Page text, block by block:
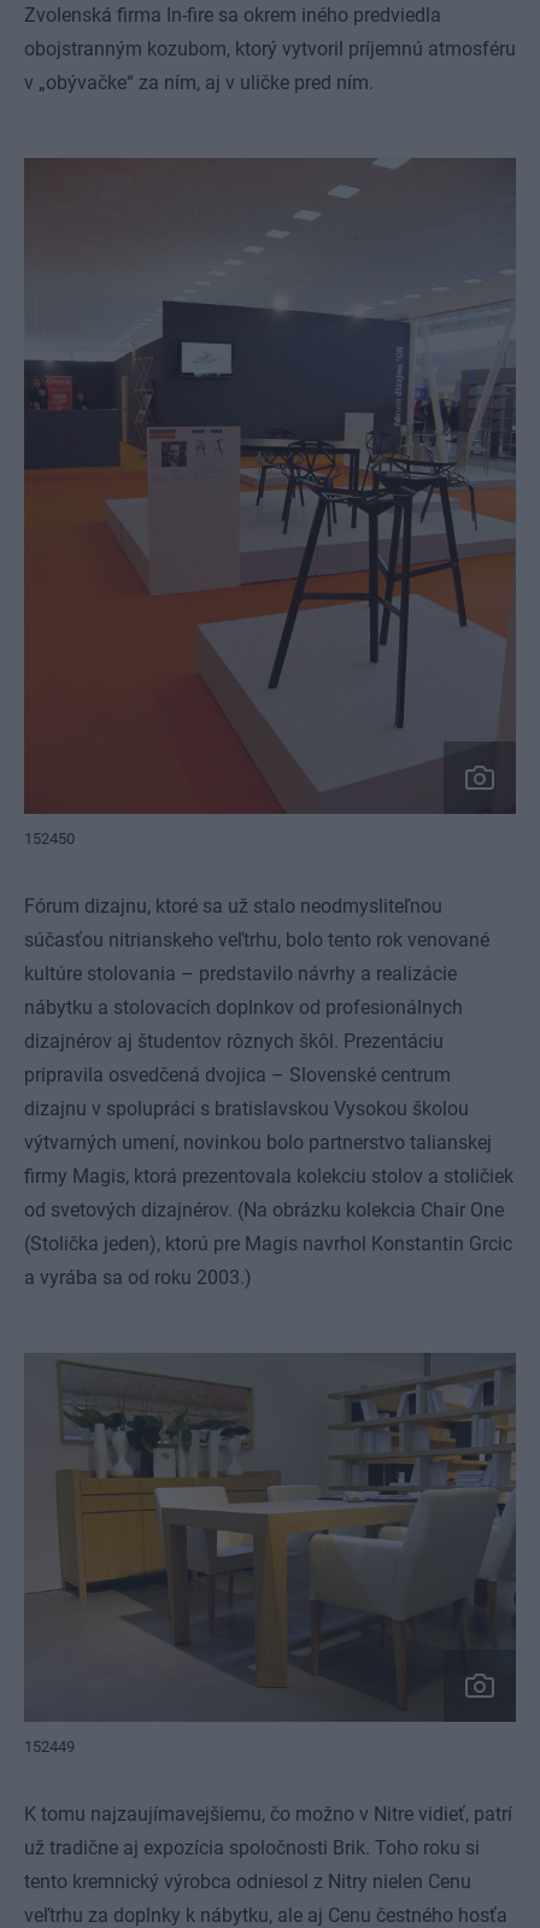
Zvolenská firma In-fire sa okrem iného predviedla
obojstranným kozubom, ktorý vytvoril príjemnú atmosféru
v „obývačke“ za ním, aj v uličke pred ním.
152450
Fórum dizajnu, ktoré sa už stalo neodmysliteľnou
súčasťou nitrianskeho veľtrhu, bolo tento rok venované
kultúre stolovania – predstavilo návrhy a realizácie
nábytku a stolovacích doplnkov od profesionálnych
dizajnérov aj študentov rôznych škôl. Prezentáciu
pripravila osvedčená dvojica – Slovenské centrum
dizajnu v spolupráci s bratislavskou Vysokou školou
výtvarných umení, novinkou bolo partnerstvo talianskej
firmy Magis, ktorá prezentovala kolekciu stolov a stoličiek
od svetových dizajnérov. (Na obrázku kolekcia Chair One
(Stolička jeden), ktorú pre Magis navrhol Konstantin Grcic
a vyrába sa od roku 2003.)
152449
K tomu najzaujímavejšiemu, čo možno v Nitre vidieť, patrí
už tradične aj expozícia spoločnosti Brik. Toho roku si
tento kremnický výrobca odniesol z Nitry nielen Cenu
veľtrhu za doplnky k nábytku, ale aj Cenu čestného hosťa